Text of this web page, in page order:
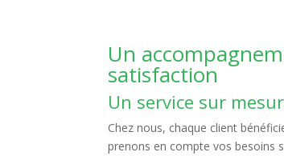
Un
satisfaction
Un service sur
Chez nous, chaque client
prenons en compte vos besoins